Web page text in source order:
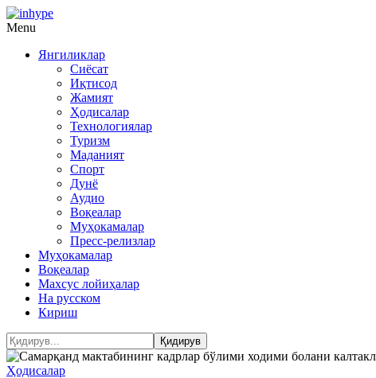
Menu
Янгиликлар
Сиёсат
Иқтисод
Жамият
Ҳодисалар
Технологиялар
Туризм
Маданият
Спорт
Дунё
Аудио
Воқеалар
Муҳокамалар
Пресс-релизлар
Муҳокамалар
Воқеалар
Махсус лойиҳалар
На русском
Кириш
Ҳодисалар